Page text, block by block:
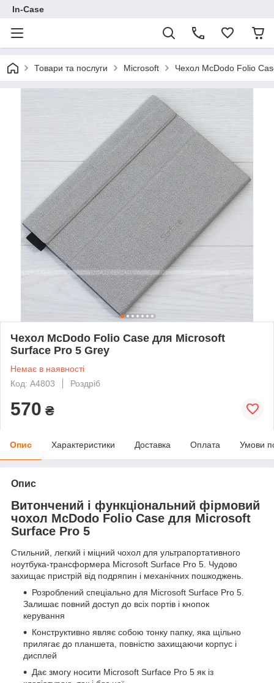
In-Case
Товари та послуги Microsoft Чехол McDodo Folio
Чехол McDodo Folio Case для Microsoft
Surface Pro 5 Grey
Немає в наявності
Код: A4803
Роздріб
570 ₴
Опис Характеристики Доставка Оплата Умови
Опис
Витончений і функціональний фірмовий
чохол McDodo Folio Case для Microsoft
Surface Pro 5
Стильний, легкий і міцний чохол для ультрапортативного
ноутбука-трансформера Microsoft Surface Pro 5. Чудово
захищає пристрій від подряпин і механічних пошкоджень.
Розроблений спеціально для Microsoft Surface Pro 5.
Залишає повний доступ до всіх портів і кнопок
керування
Конструктивно являє собою тонку папку, яка щільно
прилягає до планшета, повністю захищаючи корпус і
дисплей
Дає змогу носити Microsoft Surface Pro 5 як із